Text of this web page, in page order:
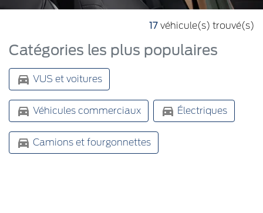
17 véhicule(s) trouvé(s)
Catégories les plus populaires
VUS et voitures
Véhicules commerciaux Électriques
Camions et fourgonnettes